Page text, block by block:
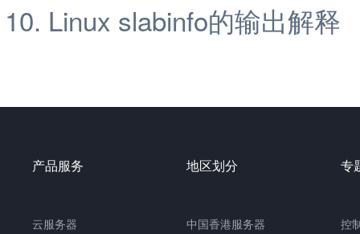
Linux slabinfo的输出解释
产品服务
云服务器
地区划分
中国香港服务器
专
控